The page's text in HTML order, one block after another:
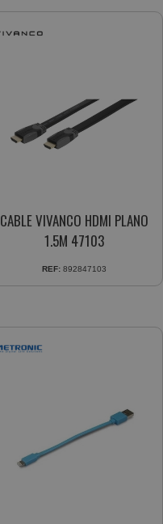
CABLE VIVANCO HDMI PLANO
1.5M 47103
REF: 892847103